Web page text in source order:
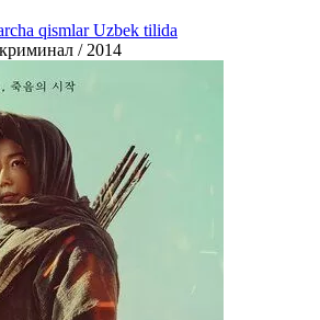
qismlar Uzbek tilida
/ 2014